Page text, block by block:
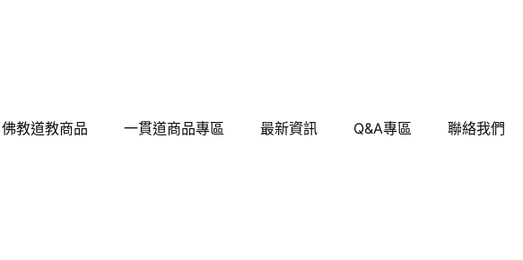
佛教道教商品 一貫道商品專區 最新資訊 Q&A專區 聯絡我們